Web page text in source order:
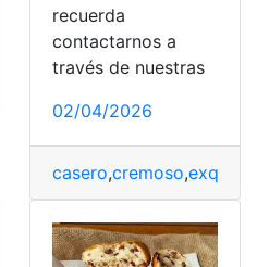
recuerda
contactarnos a
través de nuestras
02/04/2026
casero,cremoso,